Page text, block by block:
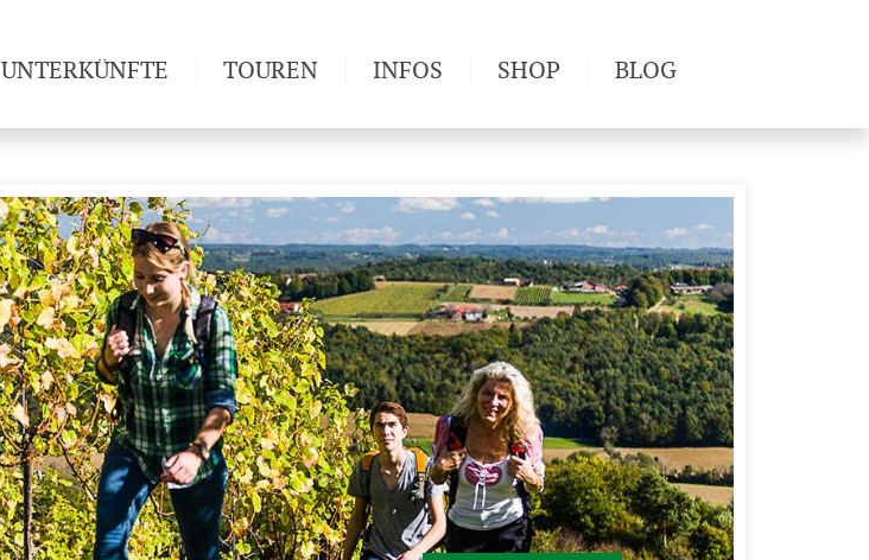
UNTERKÜNFTE TOUREN INFOS
Wandertipps
Pflanzen
Newsletter
SHOP BLOG